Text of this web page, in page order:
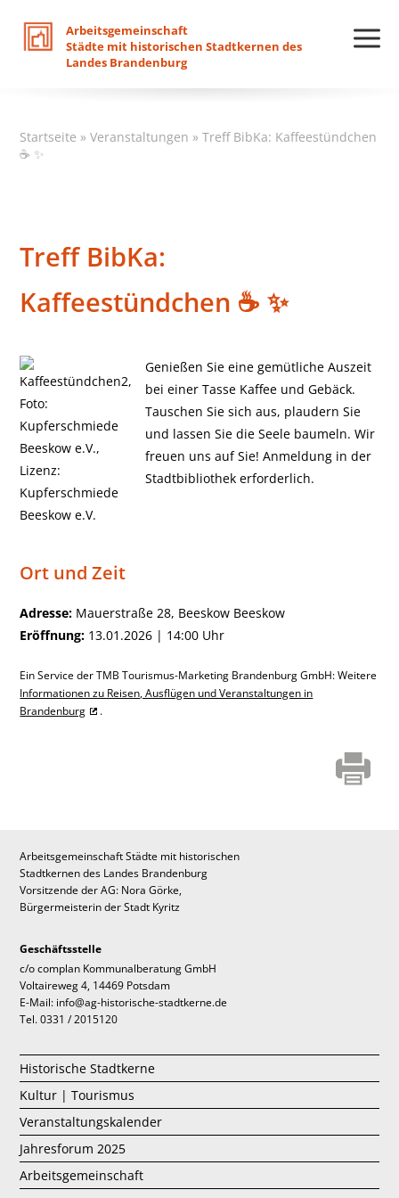
Arbeitsgemeinschaft
Städte mit historischen Stadtkernen des
Landes Brandenburg
Startseite »Veranstaltungen »Treff BibKa: Kaffeestündchen
☕ ✨
Treff BibKa:
Kaffeestündchen ☕ ✨
Genießen Sie eine gemütliche Auszeit
bei einer Tasse Kaffee und Gebäck.
Tauschen Sie sich aus, plaudern Sie
und lassen Sie die Seele baumeln. Wir
freuen uns auf Sie! Anmeldung in der
Stadtbibliothek erforderlich.
Ort und Zeit
Adresse: Mauerstraße 28, Beeskow Beeskow
Eröffnung: 13.01.2026 | 14:00 Uhr
Ein Service der TMB Tourismus-Marketing Brandenburg GmbH: Weitere
Informationen zu Reisen, Ausflügen und Veranstaltungen in
Brandenburg
.
Arbeitsgemeinschaft Städte mit historischen
Stadtkernen des Landes Brandenburg
Vorsitzende der AG: Nora Görke,
Bürgermeisterin der Stadt Kyritz
Geschäftsstelle
c/o complan Kommunalberatung GmbH
Voltaireweg 4, 14469 Potsdam
E-Mail: info@ag-historische-stadtkerne.de
Tel. 0331 / 2015120
Historische Stadtkerne
Kultur | Tourismus
Veranstaltungskalender
Jahresforum 2025
Arbeitsgemeinschaft